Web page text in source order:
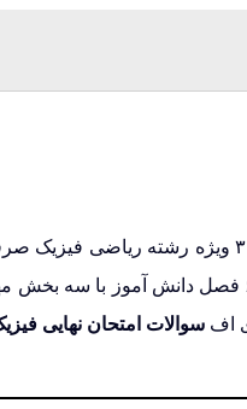
فصل است. در این ۶ فصل دانش
افسوالات امتحان نهایی فیزیک ۳ ویژه رشته ریاضی خرداد